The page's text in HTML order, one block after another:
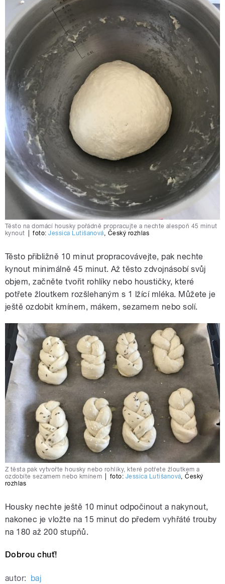
Těsto na domácí housky pořádně propracujte a nechte alespoň 45 minut
kynout
foto:Jessica Lutišanová, Český rozhlas
Těsto přibližně 10 minut propracovávejte, pak nechte
kynout minimálně 45 minut. Až těsto zdvojnásobí svůj
objem, začněte tvořit rohlíky nebo houstičky, které
potřete žloutkem rozšlehaným s 1 lžící mléka. Můžete je
ještě ozdobit kmínem, mákem, sezamem nebo solí.
Z těsta pak vytvořte housky nebo rohlíky, které potřete žloutkem a
ozdobíte sezamem nebo kmínem
foto: Jessica Lutišanová ,Český
rozhlas
Housky nechte ještě 10 minut odpočinout a nakynout,
nakonec je vložte na 15 minut do předem vyhřáté trouby
na 180 až 200 stupňů.
Dobrou chuť!
autor: baj